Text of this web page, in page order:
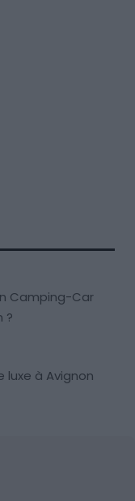
Camping-Car
?
luxe à Avignon